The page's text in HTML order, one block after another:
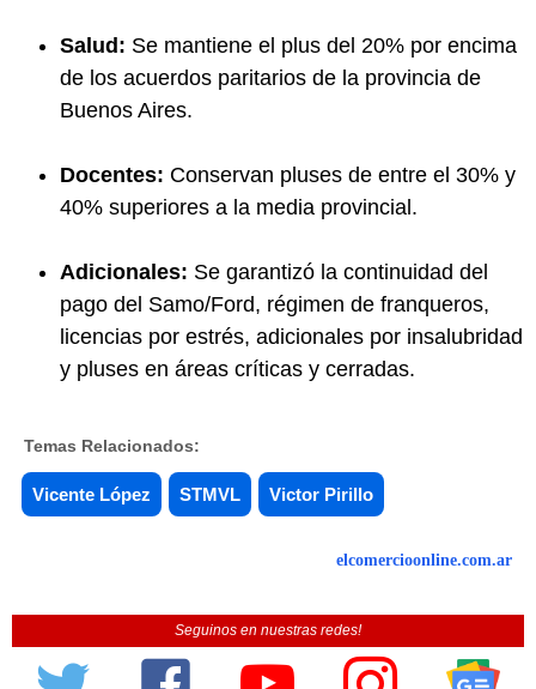
Salud: Se mantiene el plus del 20% por encima
de los acuerdos paritarios de la provincia de
Buenos Aires.
Docentes: Conservan pluses de entre el 30% y
40% superiores a la media provincial.
Adicionales: Se garantizó la continuidad del
pago del Samo/Ford, régimen de franqueros,
licencias por estrés, adicionales por insalubridad
y pluses en áreas críticas y cerradas.
Temas Relacionados:
Vicente López STMVL Victor Pirillo
elcomercioonline.com.ar
Seguinos en nuestras redes!